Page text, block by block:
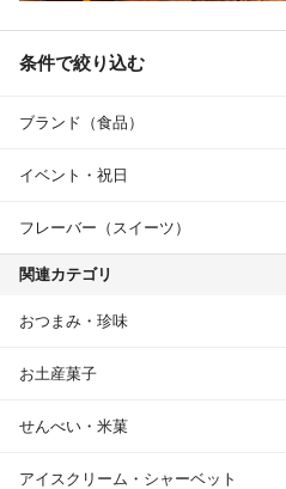
条件で絞り込む
ブランド（食品）
イベント・祝日
フレーバー（スイーツ）
関連カテゴリ
おつまみ・珍味
お土産菓子
せんべい・米菓
アイスクリーム・シャーベット